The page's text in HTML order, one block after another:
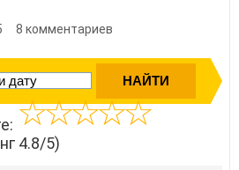
8 комментариев
4.8/5)